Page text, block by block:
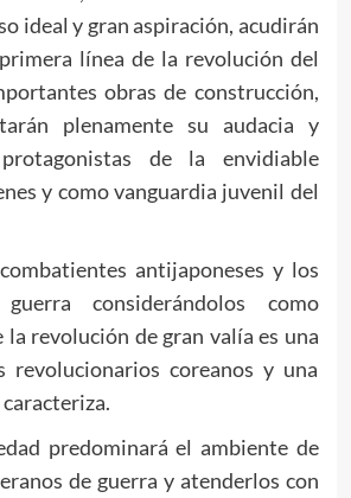
ideal y gran aspiración, acudirán
línea de la revolución del
obras de construcción,
plenamente su audacia y
de la envidiable
y como vanguardia juvenil del
antijaponeses y los
considerándolos como
la revolución de gran valía es una
revolucionarios coreanos y una
predominará el ambiente de
de guerra y atenderlos con